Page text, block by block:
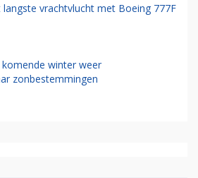
vrachtvlucht met Boeing 777F
winter weer
zonbestemmingen